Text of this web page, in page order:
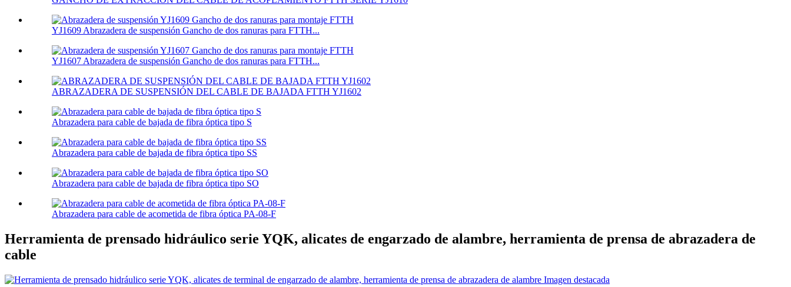
YJ1609 Abrazadera de suspensión Gancho de dos ranuras para FTTH...
YJ1607 Abrazadera de suspensión Gancho de dos ranuras para FTTH...
ABRAZADERA DE SUSPENSIÓN DEL CABLE DE BAJADA FTTH YJ1602
Abrazadera para cable de bajada de fibra óptica tipo S
Abrazadera para cable de bajada de fibra óptica tipo SS
Abrazadera para cable de bajada de fibra óptica tipo SO
Abrazadera para cable de acometida de fibra óptica PA-08-F
Herramienta de prensado hidráulico serie YQK, alicates de engarzado de alambre, herramienta de prensa de abrazadera de
cable